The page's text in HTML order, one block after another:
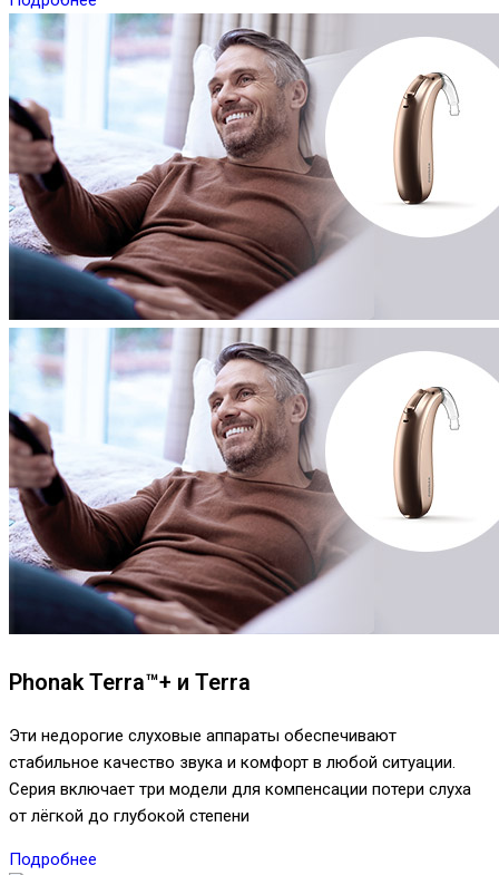
Phonak Terra™+ и Terra
Эти недорогие слуховые аппараты обеспечивают
стабильное качество звука и комфорт в любой ситуации.
Серия включает три модели для компенсации потери слуха
от лёгкой до глубокой степени
Подробнее